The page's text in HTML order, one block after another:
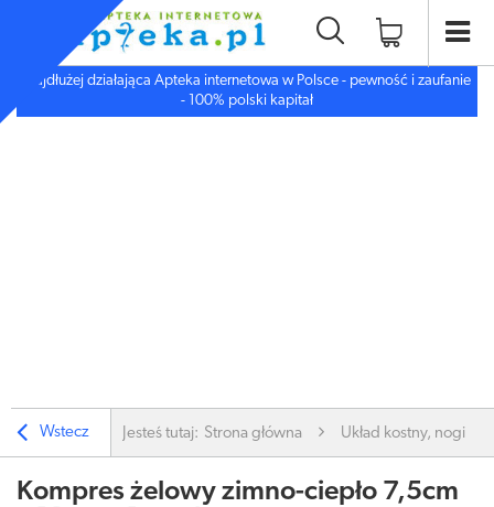
Najdłużej działająca Apteka internetowa w Polsce - pewność i zaufanie
- 100% polski kapitał
Wstecz Jesteś tutaj: Strona główna Układ kostny, nogi
Kompres żelowy zimno-ciepło 7,5cm